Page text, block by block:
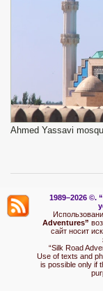
Ahmed Yassavi
1989–2026 ©.
Adventures”
сайт носит
“Silk Road
Use of texts and
is possible only if